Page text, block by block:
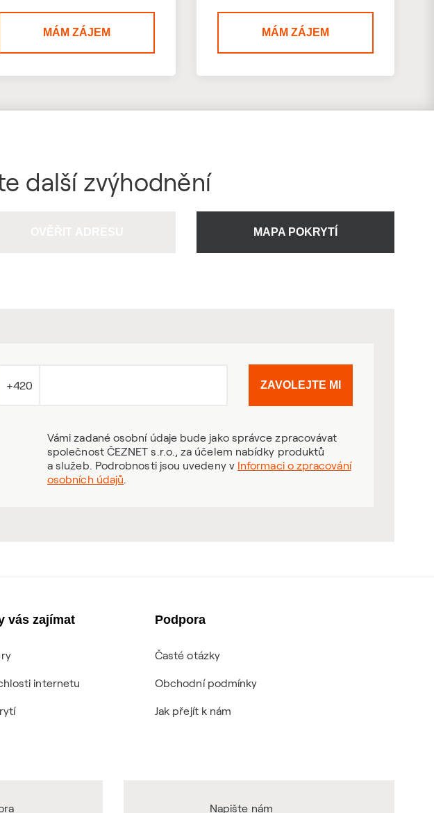
MÁM ZÁJEM MÁM ZÁJEM
další zvýhodnění
MAPA POKRYTÍ
+420
Vámi zadané osobní údaje bude jako správce zpracovávat
společnost ČEZNET s.r.o., za účelem nabídky produktů
a služeb. Podrobnosti jsou uvedeny v Informaci o zpracování
osobních údajů.
ZAVOLEJTE MI
vás zajímat
internetu
Podpora
Časté otázky
Obchodní podmínky
Jak přejít k nám
Napište nám